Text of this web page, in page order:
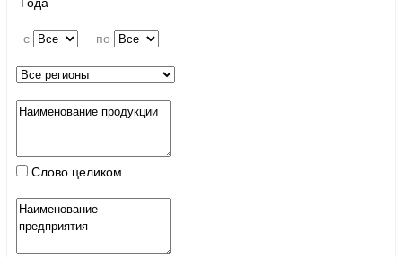
Года
c по
Слово целиком